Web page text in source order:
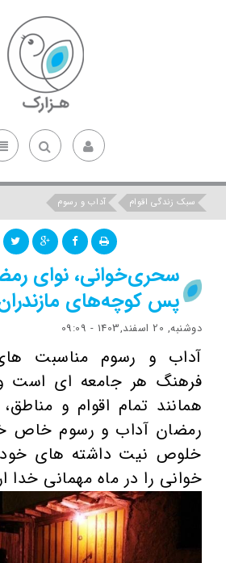
سبک زندگی اقوام آداب و رسوم
سحری‌خوانی، نوای
پس کوچه‌های
دوشنبه, 20 اسفند,1403 - 09:09
آداب و رسوم مناسبت
فرهنگ هر جامعه ای است و
همانند تمام اقوام و
رمضان آداب و رسوم خاص
خلوص نیت داشته های
خوانی را در ماه مهمانی خدا